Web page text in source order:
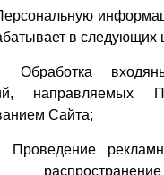
в следующих
Обработка
направляемых
Сайта;
Проведение